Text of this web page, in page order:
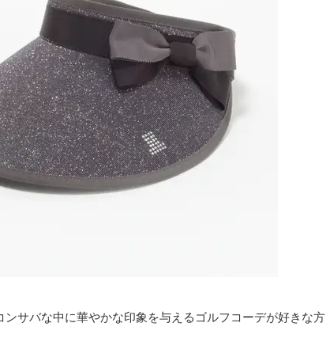
サバな中に華やかな印象を与えるゴルフコーデが好きな方